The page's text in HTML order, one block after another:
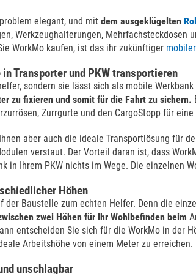
elegant, und mit dem ausgeklügelten
Werkzeughalterungen,
WorkMo kaufen, ist das ihr zukünftiger
Transporter und PKW transportieren
sondern sie lässt sich als mobile
zu fixieren und somit für die Fahrt zu sichern.
Zurrgurte und den CargoStopp für
aber auch die ideale Transportlösung für
verstaut. Der Vorteil daran ist, dass
in Ihrem PKW nichts im Wege. Die
Höhen
der Baustelle zum echten Helfer. Denn die
zwei Höhen für Ihr Wohlbefinden beim
entscheiden Sie sich für die WorkMo in der
Arbeitshöhe von einem Meter zu erreichen.
unschlagbar